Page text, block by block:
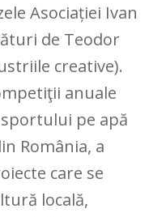
Asociației Ivan
de Teodor
creative).
anuale
pe apă
România, a
care se
locală,